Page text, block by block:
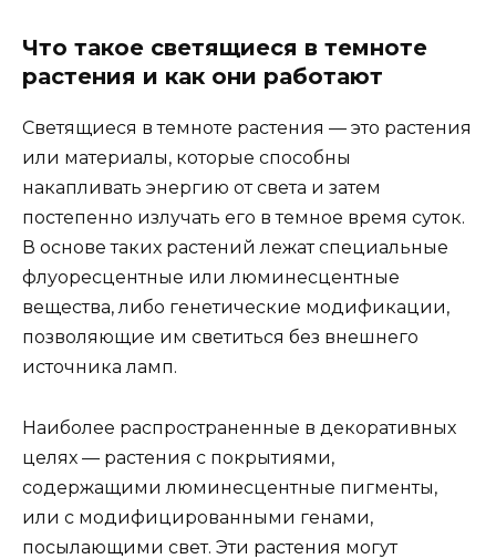
Что такое светящиеся в темноте
растения и как они работают
Светящиеся в темноте растения — это растения
или материалы, которые способны
накапливать энергию от света и затем
постепенно излучать его в темное время суток.
В основе таких растений лежат специальные
флуоресцентные или люминесцентные
вещества, либо генетические модификации,
позволяющие им светиться без внешнего
источника ламп.
Наиболее распространенные в декоративных
целях — растения с покрытиями,
содержащими люминесцентные пигменты,
или с модифицированными генами,
посылающими свет. Эти растения могут